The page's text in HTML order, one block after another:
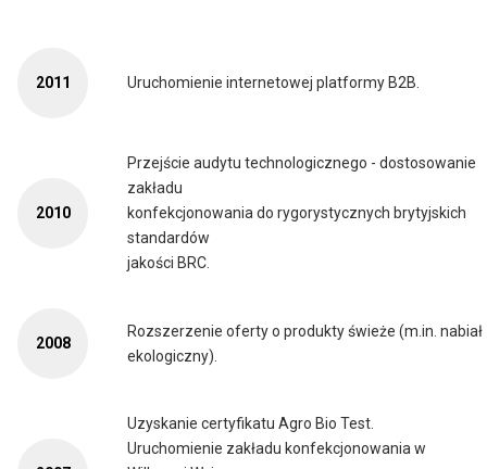
2011 Uruchomienie internetowej platformy B2B.
2010
Przejście audytu technologicznego - dostosowanie
zakładu
konfekcjonowania do rygorystycznych brytyjskich
standardów
jakości BRC.
2008
Rozszerzenie oferty o produkty świeże (m.in. nabiał
ekologiczny).
Uzyskanie certyfikatu Agro Bio Test.
Uruchomienie zakładu konfekcjonowania w